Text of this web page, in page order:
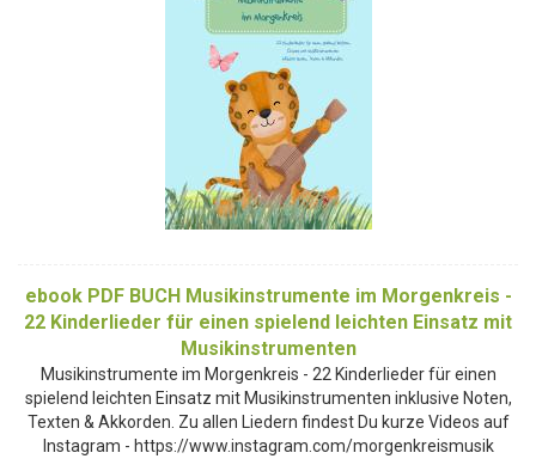
ebook PDF BUCH Musikinstrumente im Morgenkreis -
22 Kinderlieder für einen spielend leichten Einsatz mit
Musikinstrumenten
Musikinstrumente im Morgenkreis - 22 Kinderlieder für einen
spielend leichten Einsatz mit Musikinstrumenten inklusive Noten,
Texten & Akkorden. Zu allen Liedern findest Du kurze Videos auf
Instagram - https://www.instagram.com/morgenkreismusik